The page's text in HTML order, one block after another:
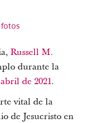
Russell M.
durante la
de 2021.
vital de la
de Jesucristo en